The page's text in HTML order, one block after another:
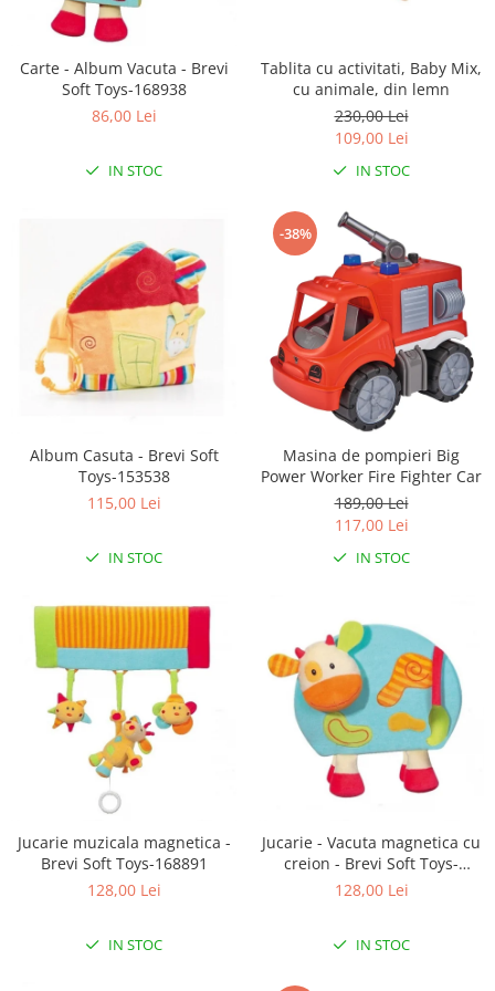
Scaune auto copii
Patuturi copii
Patuturi lemn pana la 120 x 60 cm
Patuturi lemn 160 x 80 cm
Saltele patut copii
Saltele mici
Saltele de la 120 x 60 cm
Saltele de la 140 x 70 cm
Saltele 127 x 63 cm
Lenjerii patut 120 x 60 cm
Lenjerii patut 140 x 70 cm
Baldachin patut
Perne copii si mamici
Protectii saltea
Comode copii
Bariere de protectie pat
Porti de siguranta
Dulap si cutii jucarii
Sac de dormit copii
Fotolii copii
Leagane & balansoare & sezlonguri
Carusele patut
Carte - Album Vacuta - Brevi
Soft Toys-168938
86,00 Lei
IN STOC
Tablita cu activitati, Baby Mix,
cu animale, din lemn
230,00 Lei
109,00 Lei
IN STOC
Album Casuta - Brevi Soft
Toys-153538
115,00 Lei
IN STOC
-38%
Masina de pompieri Big
Power Worker Fire Fighter Car
189,00 Lei
117,00 Lei
IN STOC
Jucarie muzicala magnetica -
Brevi Soft Toys-168891
128,00 Lei
IN STOC
Jucarie - Vacuta magnetica cu
creion - Brevi Soft Toys-
168907
128,00 Lei
IN STOC